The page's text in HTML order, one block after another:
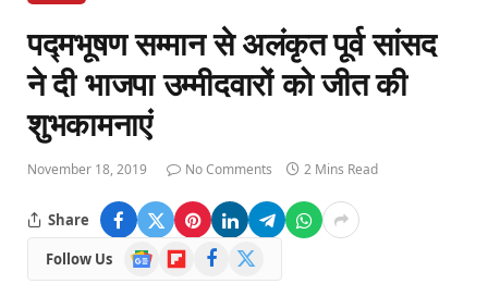
पद्मभूषण सम्मान से अलंकृत पूर्व सांसद
ने दी भाजपा उम्मीदवारों को जीत की
शुभकामनाएं
November 18, 2019 No Comments 2 Mins Read
Share
Follow Us
Google
News
FlipboardFacebook